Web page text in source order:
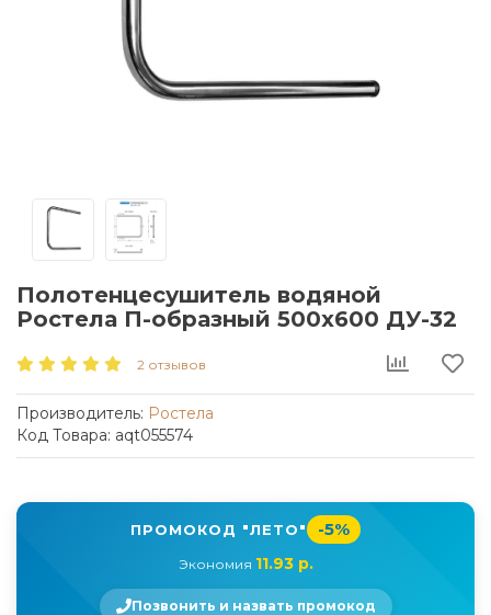
Полотенцесушитель водяной
Ростела П-образный 500x600 ДУ-32
2 отзывов
Производитель: Ростела
Код Товара: aqt055574
ПРОМОКОД "ЛЕТО" -5%
Экономия 11.93 р.
Позвонить и назвать промокод